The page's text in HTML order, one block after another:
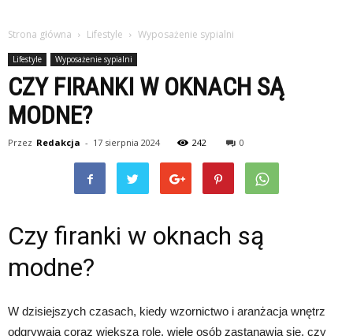
Strona główna Lifestyle Wyposażenie sypialni
Lifestyle Wyposażenie sypialni
CZY FIRANKI W OKNACH SĄ
MODNE?
Przez Redakcja - 17 sierpnia 2024 242 0
Czy firanki w oknach są
modne?
W dzisiejszych czasach, kiedy wzornictwo i aranżacja wnętrz
odgrywają coraz większą rolę, wiele osób zastanawia się, czy